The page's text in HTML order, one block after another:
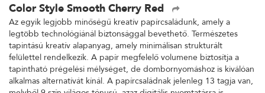
Color Style Smooth Cherry Red
Az egyik legjobb minőségű kreatív papírcsaládunk, amely a
legtöbb technológiánál biztonsággal bevethető. Természetes
tapintású kreatív alapanyag, amely minimálisan strukturált
felülettel rendelkezik. A papír megfelelő volumene biztosítja a
tapintható prégelési mélységet, de dombornyomáshoz is kiválóan
alkalmas alternatívát kínál. A papírcsaládnak jelenleg 13 tagja van,